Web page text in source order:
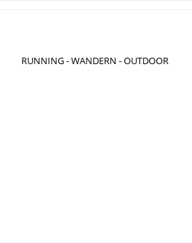
RUNNING - WANDERN - OUTDOOR